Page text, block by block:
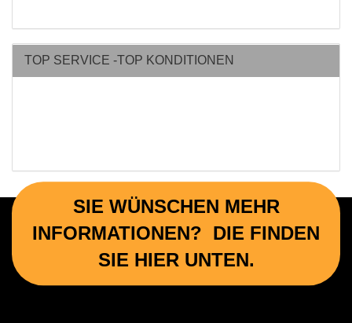
TOP SERVICE -TOP KONDITIONEN
SIE WÜNSCHEN MEHR
INFORMATIONEN? DIE FINDEN
SIE HIER UNTEN.